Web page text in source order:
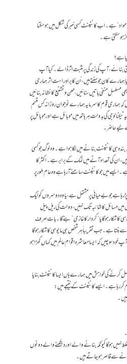
“مواد” ہے۔ اب کانٹینٹ کسی خبر کی شکل میں ہو سکتا
ہو سکتی ہے۔
ہے؟
بنائے، آپ کی زندگی پر مثبت اثر ڈالے۔ کیا آپ
ہمارے کان جو سنتے ہیں، اُن کا براہِ راست اثر ہماری
منفی باتیں سنائیں، طعن وتشنیع کا نشانہ بنائیں
کہ ہماری قوم کا سرمایہ ہمارے نوجوان روزانہ کس قسم
کی بدولت ہر ہاتھ میں موبائل ہے اور موبائل پر
لیے حاضر۔
ہی کانٹینٹ بنانے میں لگا ہوا ہے۔ وہ لوگ جو کسی
ان کی تعداد آٹے میں نمک کے برابر ہے۔ اکثر کا
ایسے میں جو کانٹینٹ سامنے آرہا ہے وہ عام طور پر
ہے جو بے حیائی پر مشتمل ہے، یا وہ دوسروں کو ایک
مسائل کا شائبہ تک نہیں، دولت کی ریل پیل
کا شکار ہو گا یا “کردار کا غازی” بنے گا۔ بات صرف
بنتا ہے۔ جب تقریباً ہر شخص ہی مایوسی کا شکار ہو گا
خود سوچیں کہ ایسا معاشرہ اقوامِ عالم میں کہاں کھڑا ہو
کی خواہش میں ہمارے ہاں ایسا کانٹینٹ بنایا
ہے۔ ایسے کانٹینٹ کے نتیجے میں:
نہیں ہو گا کیونکہ بنانے والے اور دیکھنے والے دونوں
سے قاصر ہو جاتے ہیں۔